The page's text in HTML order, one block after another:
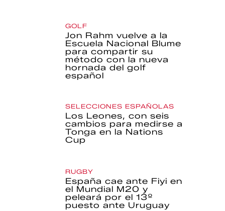
GOLF
Jon Rahm vuelve a la
Escuela Nacional Blume
para compartir su
método con la nueva
hornada del golf
español
SELECCIONES ESPAÑOLAS
Los Leones, con seis
cambios para medirse a
Tonga en la Nations
Cup
RUGBY
España cae ante Fiyi en
el Mundial M20 y
peleará por el 13º
puesto ante Uruguay